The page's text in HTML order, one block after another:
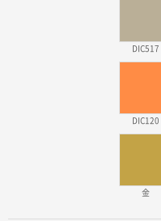
DIC517
DIC120
金